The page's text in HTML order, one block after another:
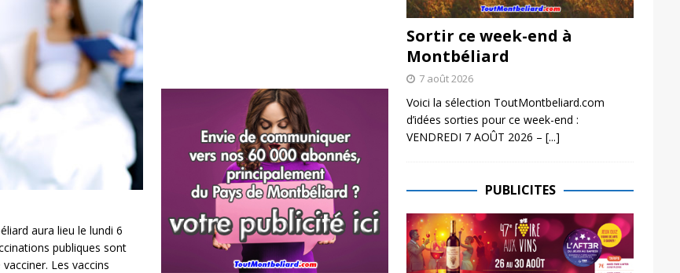
aura lieu le lundi 6
publiques sont
Les vaccins
Sortir ce week-end à
Montbéliard
7 août 2026
Voici la sélection ToutMontbeliard.com
d’idées sorties pour ce week-end :
VENDREDI 7 AOÛT 2026 – [...]
PUBLICITES